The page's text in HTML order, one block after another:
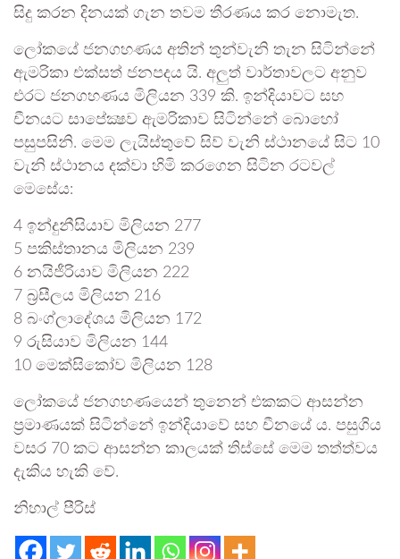
සිදු කරන දිනයක් ගැන තවම තීරණය කර නොමැත.
ලෝකයේ ජනගහණය අතින් තුන්වැනි තැන සිටින්නේ
ඇමරිකා එක්සත් ජනපදය යි. අලුත් වාර්තාවලට අනුව
එරට ජනගහණය මිලියන 339 කි. ඉන්දියාවට සහ
චීනයට සාපේක්‍ෂව ඇමරිකාව සිටින්නේ බොහෝ
පසුපසිනි. මෙම ලැයිස්තුවේ සිව් වැනි ස්ථානයේ සිට 10
වැනි ස්ථානය දක්වා හිමි කරගෙන සිටින රටවල්
මෙසේය:
4 ඉන්දුනීසියාව මිලියන 277
5 පකිස්තානය මිලියන 239
6 නයිජීරියාව මිලියන 222
7 බ්‍රසීලය මිලියන 216
8 බංග්ලාදේශය මිලියන 172
9 රුසියාව මිලියන 144
10 මෙක්සිකෝව මිලියන 128
ලෝකයේ ජනගහණයෙන් තුනෙන් එකකට ආසන්න
ප්‍රමාණයක් සිටින්නේ ඉන්දියාවේ සහ චීනයේ ය. පසුගිය
වසර 70 කට ආසන්න කාලයක් තිස්සේ මෙම තත්ත්වය
දැකිය හැකි වේ.
නිහාල් පීරිස්